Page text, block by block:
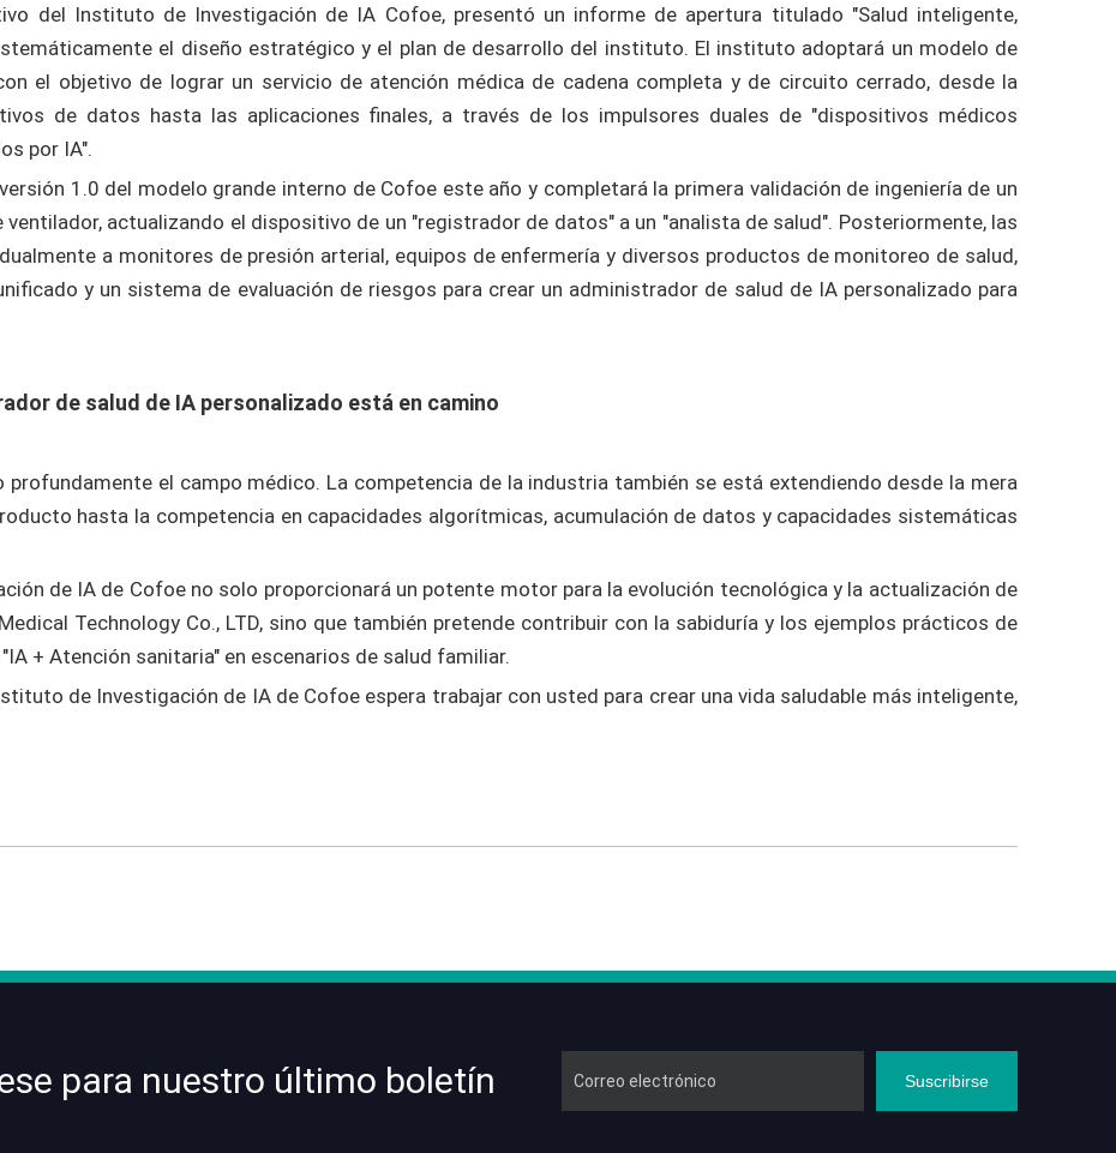
del Instituto de Investigación de IA Cofoe, presentó un informe de apertura titulado "Salud inteligente,
el diseño estratégico y el plan de desarrollo del instituto. El instituto adoptará un modelo de
el objetivo de lograr un servicio de atención médica de cadena completa y de circuito cerrado, desde la
de datos hasta las aplicaciones finales, a través de los impulsores duales de "dispositivos médicos
por IA".
1.0 del modelo grande interno de Cofoe este año y completará la primera validación de ingeniería de un
actualizando el dispositivo de un "registrador de datos" a un "analista de salud". Posteriormente, las
a monitores de presión arterial, equipos de enfermería y diversos productos de monitoreo de salud,
y un sistema de evaluación de riesgos para crear un administrador de salud de IA personalizado para
de salud de IA personalizado está en camino
el campo médico. La competencia de la industria también se está extendiendo desde la mera
hasta la competencia en capacidades algorítmicas, acumulación de datos y capacidades sistemáticas
de IA de Cofoe no solo proporcionará un potente motor para la evolución tecnológica y la actualización de
Technology Co., LTD, sino que también pretende contribuir con la sabiduría y los ejemplos prácticos de
+ Atención sanitaria" en escenarios de salud familiar.
de Investigación de IA de Cofoe espera trabajar con usted para crear una vida saludable más inteligente,
para nuestro último boletín Suscribirse